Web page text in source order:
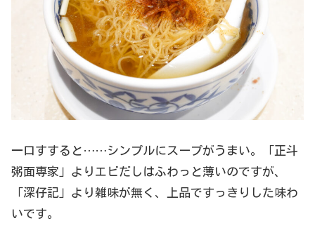
一口すすると……シンプルにスープがうまい。「正斗
粥面専家」よりエビだしはふわっと薄いのですが、
「深仔記」より雑味が無く、上品ですっきりした味わ
いです。